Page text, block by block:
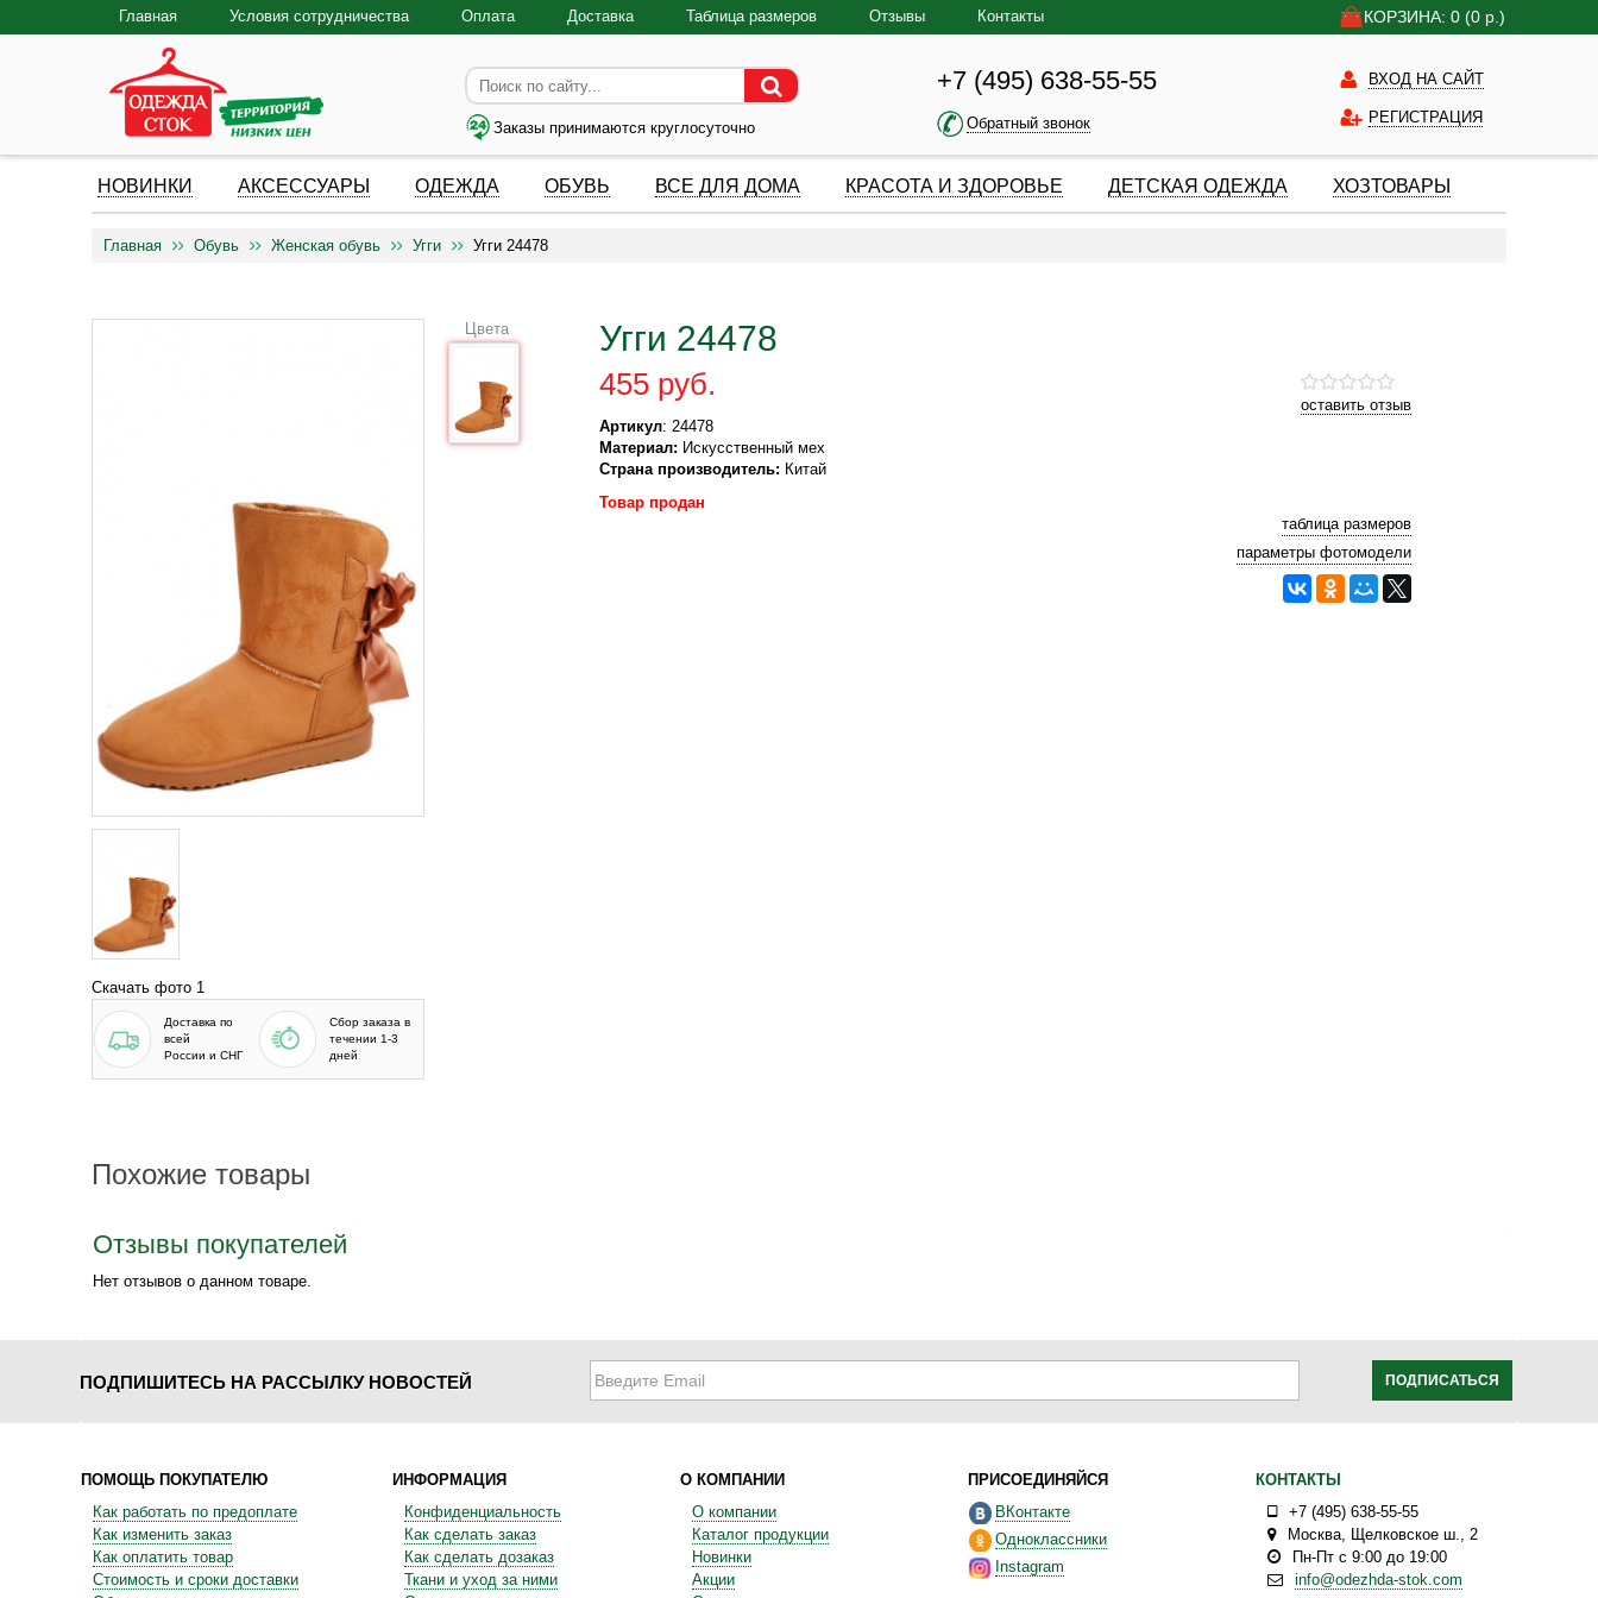
КОРЗИНА: 0 (0 р.)
Главная Условия сотрудничества Оплата Доставка Таблица размеров Отзывы Контакты
Заказы принимаются круглосуточно
+7 (495) 638-55-55
Обратный звонок
ВХОД НА САЙТ
РЕГИСТРАЦИЯ
НОВИНКИ АКСЕССУАРЫ ОДЕЖДА ОБУВЬ ВСЕ ДЛЯ ДОМА КРАСОТА И ЗДОРОВЬЕ ДЕТСКАЯ ОДЕЖДА ХОЗТОВАРЫ
Главная Обувь Женская обувь Угги Угги 24478
Скачать фото 1
Доставка по
всей
России и СНГ
Сбор заказа в
течении 1-3
дней
Угги 24478
оставить отзыв
455 руб.
Артикул: 24478
Материал: Искусственный мех
Страна производитель: Китай
Цвета
Товар продан
таблица размеров
параметры фотомодели
Похожие товары
Отзывы покупателей
Нет отзывов о данном товаре.
ПОДПИШИТЕСЬ НА РАССЫЛКУ НОВОСТЕЙ ПОДПИСАТЬСЯ
ПОМОЩЬ ПОКУПАТЕЛЮ
Как работать по предоплате
Как изменить заказ
Как оплатить товар
Стоимость и сроки доставки
ИНФОРМАЦИЯ
Конфиденциальность
Как сделать заказ
Как сделать дозаказ
Ткани и уход за ними
О КОМПАНИИ
О компании
Каталог продукции
Новинки
Акции
ПРИСОЕДИНЯЙСЯ
ВКонтакте
Одноклассники
Instagram
КОНТАКТЫ
+7 (495) 638-55-55
Москва, Щелковское ш., 2
Пн-Пт с 9:00 до 19:00
info@odezhda-stok.com